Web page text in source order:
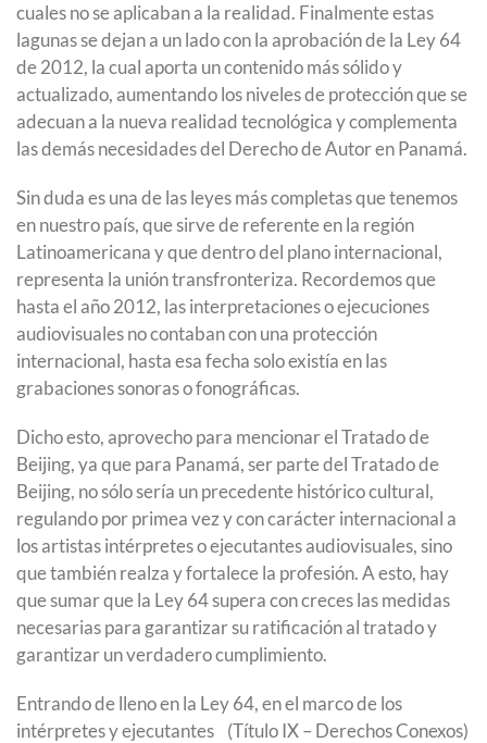
cuales no se aplicaban a la realidad. Finalmente estas
lagunas se dejan a un lado con la aprobación de la Ley 64
de 2012, la cual aporta un contenido más sólido y
actualizado, aumentando los niveles de protección que se
adecuan a la nueva realidad tecnológica y complementa
las demás necesidades del Derecho de Autor en Panamá.
Sin duda es una de las leyes más completas que tenemos
en nuestro país, que sirve de referente en la región
Latinoamericana y que dentro del plano internacional,
representa la unión transfronteriza. Recordemos que
hasta el año 2012, las interpretaciones o ejecuciones
audiovisuales no contaban con una protección
internacional, hasta esa fecha solo existía en las
grabaciones sonoras o fonográficas.
Dicho esto, aprovecho para mencionar el Tratado de
Beijing, ya que para Panamá, ser parte del Tratado de
Beijing, no sólo sería un precedente histórico cultural,
regulando por primea vez y con carácter internacional a
los artistas intérpretes o ejecutantes audiovisuales, sino
que también realza y fortalece la profesión. A esto, hay
que sumar que la Ley 64 supera con creces las medidas
necesarias para garantizar su ratificación al tratado y
garantizar un verdadero cumplimiento.
Entrando de lleno en la Ley 64, en el marco de los
intérpretes y ejecutantes (Título IX – Derechos Conexos)